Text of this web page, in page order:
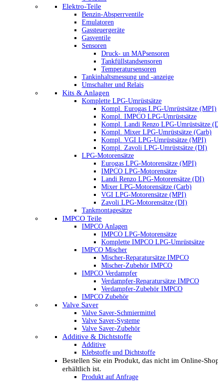
Elektro-Teile
Benzin-Absperrventile
Emulatoren
Gassteuergeräte
Gasventile
Sensoren
Druck- un MAPsensoren
Tankfüllstandsensoren
Temperatursensoren
Tankinhaltsmessung und -anzeige
Umschalter und Relais
Kits & Anlagen
Komplette LPG-Umrüstsätze
Kompl. Eurogas LPG-Umrüstsätze (MPI)
Kompl. IMPCO LPG-Umrüstsätze
Kompl. Landi Renzo LPG-Umrüstsätze
Kompl. Mixer LPG-Umrüstsätze (Carb)
Kompl. VGI LPG-Umrüstsätze (MPI)
Kompl. Zavoli LPG-Umrüstsätze (DI)
LPG-Motorensätze
Eurogas LPG-Motorensätze (MPI)
IMPCO LPG-Motorensätze
Landi Renzo LPG-Motorensätze (DI)
Mixer LPG-Motorensätze (Carb)
VGI LPG-Motorensätze (MPI)
Zavoli LPG-Motorensätze (DI)
Tankmontagesätze
IMPCO Teile
IMPCO Anlagen
IMPCO LPG-Motorensätze
Komplette IMPCO LPG-Umrüstsätze
IMPCO Mischer
Mischer-Reparatursätze IMPCO
Mischer-Zubehör IMPCO
IMPCO Verdampfer
Verdampfer-Reparatursätze IMPCO
Verdampfer-Zubehör IMPCO
IMPCO Zubehör
Valve Saver
Valve Saver-Schmiermittel
Valve Saver-Systeme
Valve Saver-Zubehör
Additive & Dichtstoffe
Additive
Klebstoffe und Dichtstoffe
Bestellen Sie ein Produkt, das nicht im Online-
erhältlich ist.
Produkt auf Anfrage